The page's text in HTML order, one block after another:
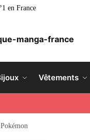
en France
Vêtements